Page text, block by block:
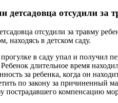
детсадовца отсудили за
находясь в детском саду.
в саду упал и получил
Ребенок длительное время
за ребенка, когда он
по закону за причиненный
пострадавшего компенсацию